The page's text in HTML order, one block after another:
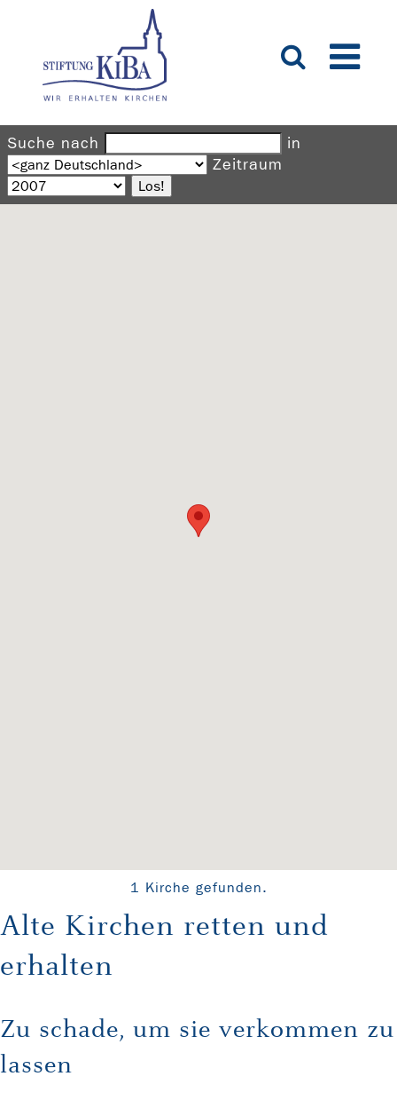
Suche nach
in
Zeitraum
1 Kirche gefunden.
Alte Kirchen retten und
erhalten
Zu schade, um sie verkommen zu
lassen